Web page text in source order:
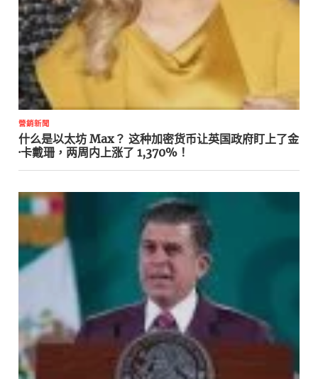
營銷新聞
什么是以太坊 Max？ 这种加密货币让英国政府盯上了金
·卡戴珊，两周内上涨了 1,370%！